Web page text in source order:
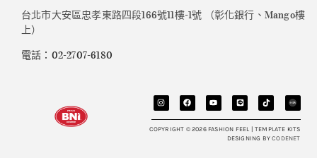
台北市大安區忠孝東路四段166號11樓-1號 （彰化銀行、Mango樓
上）
電話：02-2707-6180
COPYRIGHT © 2026 FASHION FEEL | TEMPLATE KITS
DESIGNING BYCODENET​